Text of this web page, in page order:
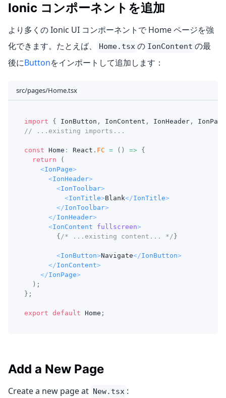
Ionic コンポーネントを追加
より多くの Ionic UI コンポーネントで Home ページを強
化できます。たとえば、
Home.tsx の IonContent の最
後にButtonをインポートして追加します：
src/pages/Home.tsx
import { IonButton , IonContent , IonHeader ,
IonPage
// ...existing imports...
const Home : React . FC = ( ) => {
return
(
<IonPage>
<IonHeader>
<IonToolbar>
<IonTitle>Blank</IonTitle>
</IonToolbar>
</IonHeader>
<IonContent fullscreen>
{ /* ...existing content... */ }
<IonButton>Navigate</IonButton>
</IonContent>
</IonPage>
) ;
} ;
export default Home ;
Add a New Page
Create a new page at New.tsx :